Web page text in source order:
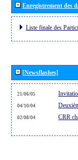
Enregistrement des
Liste finale des
[Newsflashes]
21/06/05
04/10/04
02/08/04 CRR